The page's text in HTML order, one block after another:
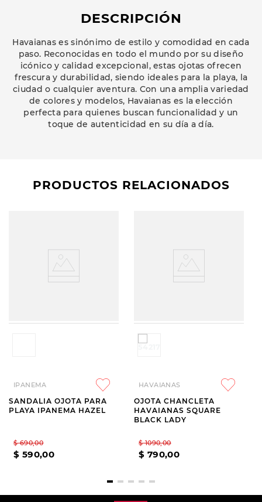
DESCRIPCIÓN
Havaianas es sinónimo de estilo y comodidad en cada
paso. Reconocidas en todo el mundo por su diseño
icónico y calidad excepcional, estas ojotas ofrecen
frescura y durabilidad, siendo ideales para la playa, la
ciudad o cualquier aventura. Con una amplia variedad
de colores y modelos, Havaianas es la elección
perfecta para quienes buscan funcionalidad y un
toque de autenticidad en su día a día.
PRODUCTOS RELACIONADOS
IPANEMA
SANDALIA OJOTA PARA
PLAYA IPANEMA HAZEL
$ 690,00
$ 590,00
HAVAIANAS
OJOTA CHANCLETA
HAVAIANAS SQUARE
BLACK LADY
$ 1090,00
$ 790,00